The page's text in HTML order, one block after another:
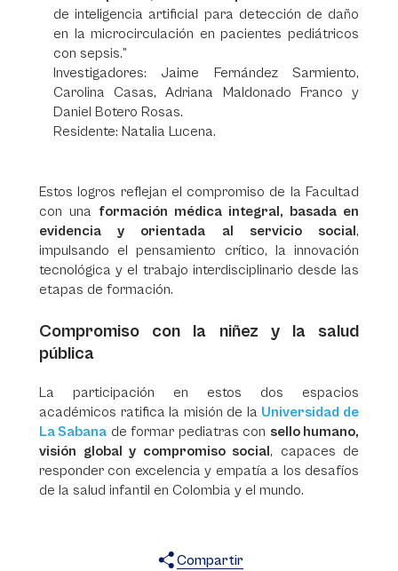
de inteligencia artificial para detección de daño
en la microcirculación en pacientes pediátricos
con sepsis.”
Investigadores: Jaime Fernández Sarmiento,
Carolina Casas, Adriana Maldonado Franco y
Daniel Botero Rosas.
Residente: Natalia Lucena.
Estos logros reflejan el compromiso de la Facultad
con una formación médica integral, basada en
evidencia y orientada al servicio social,
impulsando el pensamiento crítico, la innovación
tecnológica y el trabajo interdisciplinario desde las
etapas de formación.
Compromiso con la niñez y la salud
pública
La participación en estos dos espacios
académicos ratifica la misión de la Universidad de
La Sabana de formar pediatras con sello humano,
visión global y compromiso social, capaces de
responder con excelencia y empatía a los desafíos
de la salud infantil en Colombia y el mundo.
Compartir